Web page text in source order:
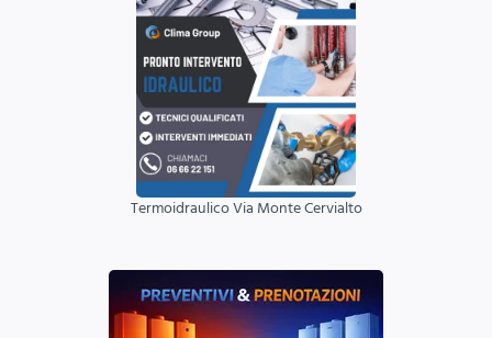
Termoidraulico Via Monte Cervialto